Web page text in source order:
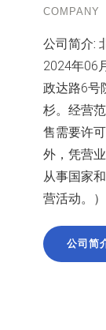
COMPANY
公司简介:
2024年06
政达路6号
杉。经营
售需要许
外，凭营
从事国家
营活动。）
公司简